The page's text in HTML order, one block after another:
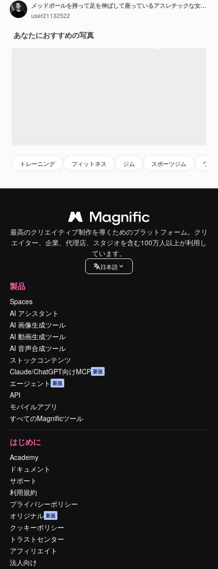
メッドボールを持って足を伸ばして座っているアスレチックな女性 強さとモチベーションファッショナブルなスポーツウェアを着たスポーティな女性の写真
user21132522
あなたにおすすめの写真
トレーニング フィットネス ジム スポーツジム ワー
最高のクリエイティブ制作を導くためのプラットフォーム。クリ
エイター、企業、代理店、スタジオを含む100万人以上が利用し
ています。
日本語
製品
Spaces
AI アシスタント
AI 画像生成ツール
AI 動画生成ツール
AI 音声合成ツール
ストックコンテンツ
Claude/ChatGPT向けMCP 新規
エージェント 新規
API
モバイルアプリ
すべてのMagnificツール
はじめに
Academy
ドキュメント
サポート
利用規約
プライバシーポリシー
オリジナル 新規
クッキーポリシー
トラストセンター
アフィリエイト
法人向け